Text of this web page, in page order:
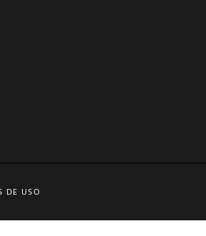
DE USO